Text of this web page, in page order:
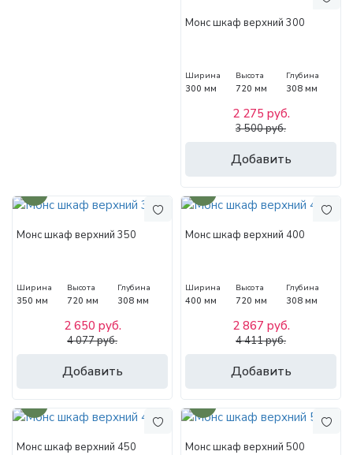
Монс шкаф верхний 300
Ширина
300 мм
Высота
720 мм
Глубина
308 мм
Добавить
2 275 руб.
3 500 руб.
Монс шкаф верхний 350
Ширина
350 мм
Высота
720 мм
Глубина
308 мм
Добавить
2 650 руб.
4 077 руб.
Монс шкаф верхний 400
Ширина
400 мм
Высота
720 мм
Глубина
308 мм
Добавить
2 867 руб.
4 411 руб.
Монс шкаф верхний 450 Монс шкаф верхний 500